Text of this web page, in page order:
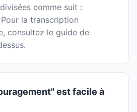
comme suit :
Pour la transcription
consultez le guide de
est facile à